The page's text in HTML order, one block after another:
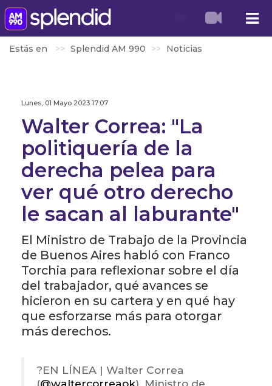
Estás en Splendid AM 990 Noticias
Lunes, 01 Mayo 2023 17:07
Walter Correa: "La
politiquería de la
derecha pelea para
ver qué otro derecho
le sacan al laburante"
El Ministro de Trabajo de la Provincia
de Buenos Aires habló con Franco
Torchia para reflexionar sobre el día
del trabajador, qué avances se
hicieron en su cartera y en qué hay
que esforzarse más para otorgar
más derechos.
?️EN LÍNEA | Walter Correa
(@waltercorreaok), Ministro de